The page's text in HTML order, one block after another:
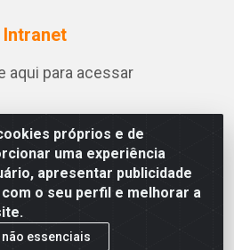
próprios e de
uma experiência
apresentar publicidade
o seu perfil e melhorar a
não essenciais
Intranet
aqui para acessar
Jose de Souza Leite, 265 - Ariado,
AL - CEP 57.442-000 - CNPJ
0001-06